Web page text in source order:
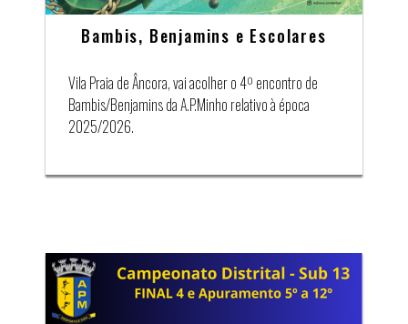
Bambis, Benjamins e Escolares
Vila Praia de Âncora, vai acolher o 4º encontro de
Bambis/Benjamins da A.P.Minho relativo à época
2025/2026.